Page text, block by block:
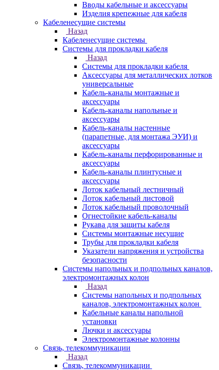
Вводы кабельные и аксессуары
Изделия крепежные для кабеля
Кабеленесущие системы
Назад
Кабеленесущие системы
Системы для прокладки кабеля
Назад
Системы для прокладки кабеля
Аксессуары для металлических лотков
универсальные
Кабель-каналы монтажные и
аксессуары
Кабель-каналы напольные и
аксессуары
Кабель-каналы настенные
(парапетные, для монтажа ЭУИ) и
аксессуары
Кабель-каналы перфорированные и
аксессуары
Кабель-каналы плинтусные и
аксессуары
Лоток кабельный лестничный
Лоток кабельный листовой
Лоток кабельный проволочный
Огнестойкие кабель-каналы
Рукава для защиты кабеля
Системы монтажные несущие
Трубы для прокладки кабеля
Указатели напряжения и устройства
безопасности
Системы напольных и подпольных каналов,
электромонтажных колон
Назад
Системы напольных и подпольных
каналов, электромонтажных колон
Кабельные каналы напольной
установки
Лючки и аксессуары
Электромонтажные колонны
Связь, телекоммуникации
Назад
Связь, телекоммуникации